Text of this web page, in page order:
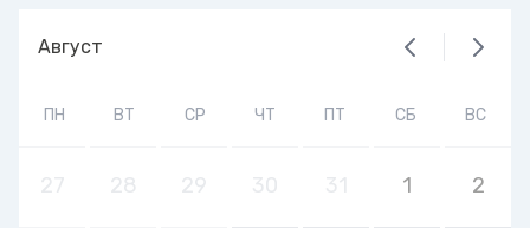
Август
ПН ВТ СР ЧТ ПТ СБ ВС
1 2